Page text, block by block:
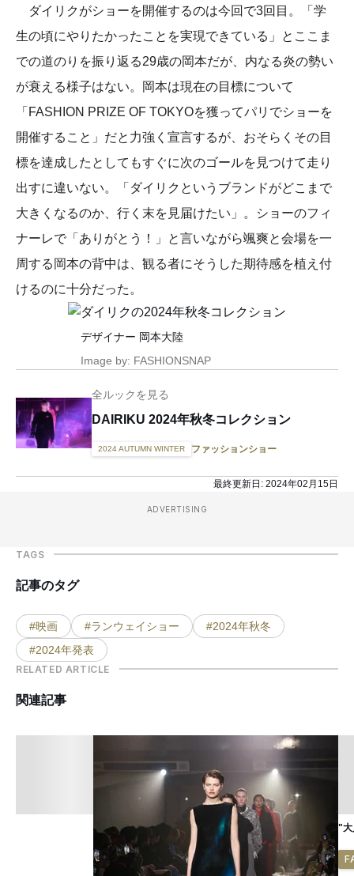
ダイリクがショーを開催するのは今回で3回目。「学
生の頃にやりたかったことを実現できている」とここま
での道のりを振り返る29歳の岡本だが、内なる炎の勢い
が衰える様子はない。岡本は現在の目標について
「FASHION PRIZE OF TOKYOを獲ってパリでショーを
開催すること」だと力強く宣言するが、おそらくその目
標を達成したとしてもすぐに次のゴールを見つけて走り
出すに違いない。「ダイリクというブランドがどこまで
大きくなるのか、行く末を見届けたい」。ショーのフィ
ナーレで「ありがとう！」と言いながら颯爽と会場を一
周する岡本の背中は、観る者にそうした期待感を植え付
けるのに十分だった。
デザイナー 岡本大陸
Image by: FASHIONSNAP
全ルックを見る
DAIRIKU 2024年秋冬コレクション
2024 AUTUMN WINTER ファッションショー
最終更新日: 2024年02月15日
ADVERTISING
TAGS
記事のタグ
#映画 #ランウェイショー
#2024年秋冬
#2024年発表
RELATED ARTICLE
関連記事
"大